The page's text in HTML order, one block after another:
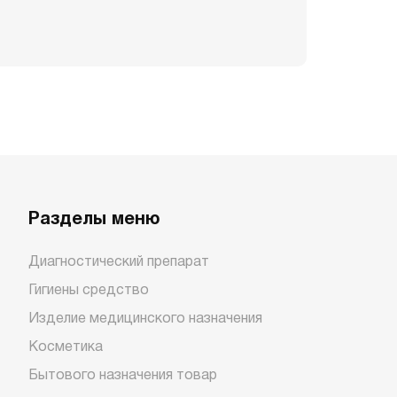
Разделы меню
Диагностический препарат
Гигиены средство
Изделие медицинского назначения
Косметика
Бытового назначения товар